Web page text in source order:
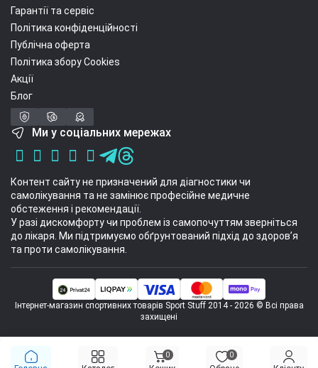
0 0
Гарантії та сервіс
Політика конфіденційності
Публічна оферта
Політика збору Cookies
Акції
Блог
Ми у соціальних мережах
Контент сайту не призначений для діагностики чи
самолікування та не замінює професійне медичне
обстеження і рекомендації.
У разі дискомфорту чи проблем із самопочуттям зверніться
до лікаря. Ми підтримуємо обґрунтований підхід до здоров’я
та проти самолікування.
Інтернет-магазин спортивних товарів Sport Stuff 2014 - 2026 © Всі права
захищені